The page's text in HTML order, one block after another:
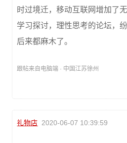
时过境迁，移动互联网增加了
学习探讨，理性思考的论坛，
后来都麻木了。
跟帖来自电脑端 · 中国江苏徐州
礼物店 2020-06-07 10:39:59